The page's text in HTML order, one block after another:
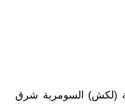
(لكش) السومرية شرق